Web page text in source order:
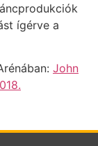
ígérve a
John